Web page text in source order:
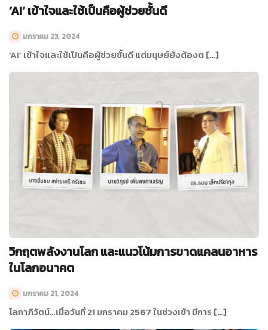
‘AI’ เข้าใจและใช้เป็นคือผู้ช่วยชั้นดี
มกราคม 23, 2024
‘AI’ เข้าใจและใช้เป็นคือผู้ช่วยชั้นดี แต่มนุษย์ยังต้องต […]
วิกฤตพลังงานโลก และแนวโน้มการขาดแคลนอาหาร
ในโลกอนาคต
มกราคม 21, 2024
โลกาภิวัตน์…เมื่อวันที่ 21 มกราคม 2567 ในช่วงเช้า มีการ […]